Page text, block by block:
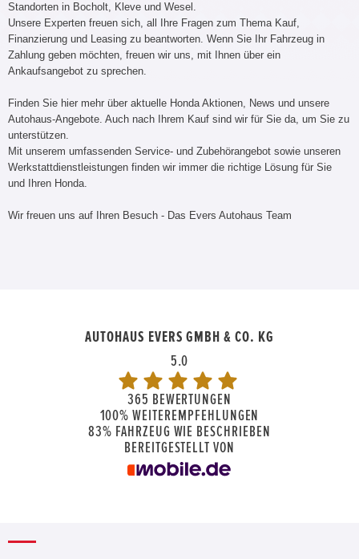
Standorten in Bocholt, Kleve und Wesel.
Unsere Experten freuen sich, all Ihre Fragen zum Thema Kauf,
Finanzierung und Leasing zu beantworten. Wenn Sie Ihr Fahrzeug in
Zahlung geben möchten, freuen wir uns, mit Ihnen über ein
Ankaufsangebot zu sprechen.
Finden Sie hier mehr über aktuelle Honda Aktionen, News und unsere
Autohaus-Angebote. Auch nach Ihrem Kauf sind wir für Sie da, um Sie zu
unterstützen.
Mit unserem umfassenden Service- und Zubehörangebot sowie unseren
Werkstattdienstleistungen finden wir immer die richtige Lösung für Sie
und Ihren Honda.
Wir freuen uns auf Ihren Besuch - Das Evers Autohaus Team
AUTOHAUS EVERS GMBH & CO. KG
5.0
365 BEWERTUNGEN
100% WEITEREMPFEHLUNGEN
83% FAHRZEUG WIE BESCHRIEBEN
BEREITGESTELLT VON